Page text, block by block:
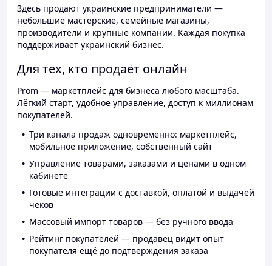
Здесь продают украинские предприниматели —
небольшие мастерские, семейные магазины,
производители и крупные компании. Каждая покупка
поддерживает украинский бизнес.
Для тех, кто продаёт онлайн
Prom — маркетплейс для бизнеса любого масштаба.
Лёгкий старт, удобное управление, доступ к миллионам
покупателей.
Три канала продаж одновременно: маркетплейс,
мобильное приложение, собственный сайт
Управление товарами, заказами и ценами в одном
кабинете
Готовые интеграции с доставкой, оплатой и выдачей
чеков
Массовый импорт товаров — без ручного ввода
Рейтинг покупателей — продавец видит опыт
покупателя ещё до подтверждения заказа